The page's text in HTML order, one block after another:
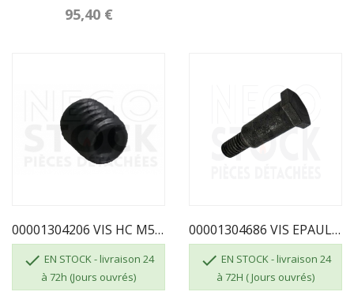
95,40 €
00001304206 VIS HC M5 X 6
 EN STOCK - livraison 24
à 72h (Jours ouvrés)
00001304686 VIS EPAULEMENT GODIN L 2.8 CM
 EN STOCK - livraison 24
à 72H ( Jours ouvrés)